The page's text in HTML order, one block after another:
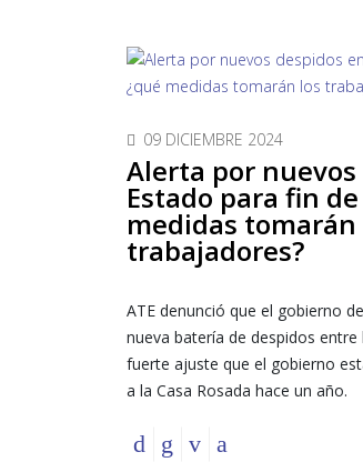
09 DICIEMBRE 2024
Alerta por
Estado para fin
medidas tomarán
trabajadores?
ATE denunció que el gobierno
nueva batería de despidos
fuerte ajuste que el gobierno
a la Casa Rosada hace un año.